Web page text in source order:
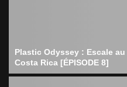
Plastic Odyssey : Escale au
Costa Rica [ÉPISODE 8]